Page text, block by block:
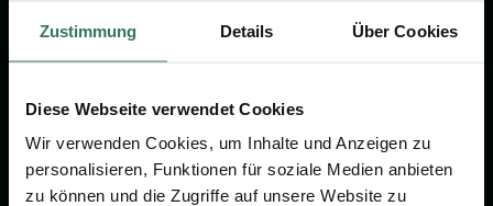
Zustimmung Details Über Cookies
Diese Webseite verwendet Cookies
Wir verwenden Cookies, um Inhalte und Anzeigen zu
personalisieren, Funktionen für soziale Medien anbieten
zu können und die Zugriffe auf unsere Website zu
Wir sind Ihr Ansprechpartner rund
Vorsorge.
Jetzt beraten lassen